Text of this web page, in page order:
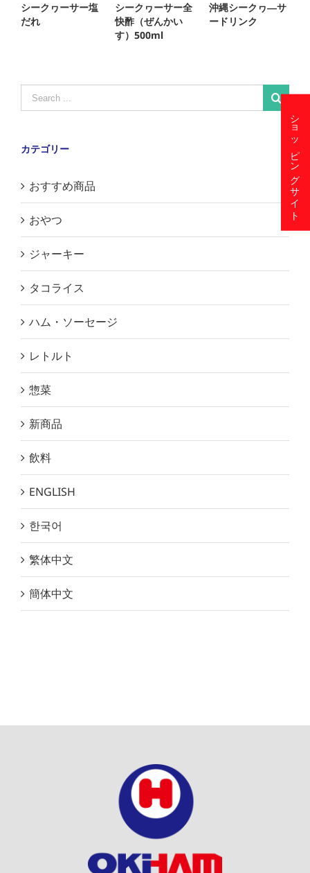
シークヮーサー塩
だれ
シークヮーサー全
快酢（ぜんかい
す）500ml
沖縄シークヮ―サ
ードリンク
Search
for:
カテゴリー
おすすめ商品
おやつ
ジャーキー
タコライス
ハム・ソーセージ
レトルト
惣菜
新商品
飲料
ENGLISH
한국어
繁体中文
簡体中文
ショッピングサイト